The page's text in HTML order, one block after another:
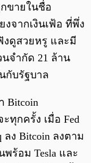
กขายในชื่อ
จากเงินเฟ้อ ที่พึ่ง
งดูสวยหรู และมี
นจำกัด 21 ล้าน
กับรัฐบาล
Bitcoin
ทุกครั้ง เมื่อ Fed
ลง Bitcoin ลงตาม
พร้อม Tesla และ